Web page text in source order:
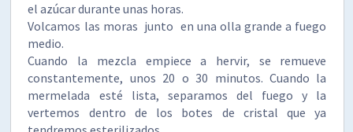
el azúcar durante unas horas.
Volcamos las moras junto en una olla grande a fuego
medio.
Cuando la mezcla empiece a hervir, se remueve
constantemente, unos 20 o 30 minutos. Cuando la
mermelada esté lista, separamos del fuego y la
vertemos dentro de los botes de cristal que ya